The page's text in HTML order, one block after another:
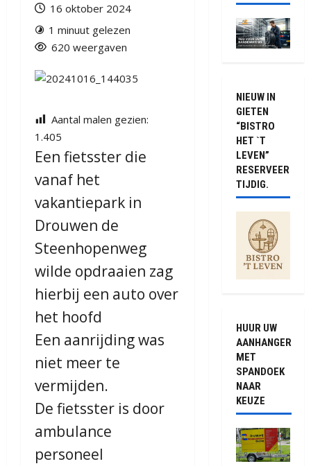
16 oktober 2024
1 minuut gelezen
620 weergaven
Aantal malen gezien:
1.405
Een fietsster die
vanaf het
vakantiepark in
Drouwen de
Steenhopenweg
wilde opdraaien zag
hierbij een auto over
het hoofd
Een aanrijding was
niet meer te
vermijden.
De fietsster is door
ambulance
personeel
NIEUW IN
GIETEN
“BISTRO
HET `T
LEVEN”
RESERVEER
TIJDIG.
HUUR UW
AANHANGER
MET
SPANDOEK
NAAR
KEUZE